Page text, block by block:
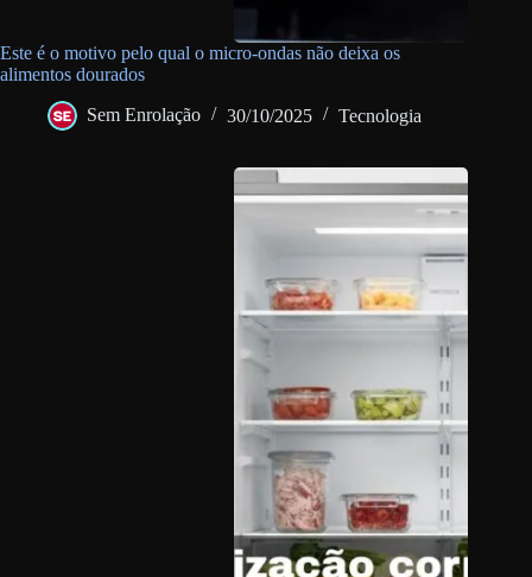
Este é o motivo pelo qual o micro-ondas não deixa os
alimentos dourados
Sem Enrolação 30/10/2025 Tecnologia